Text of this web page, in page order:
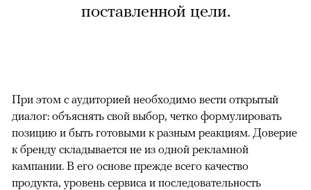
поставленной цели.
При этом с аудиторией необходимо вести открытый
диалог: объяснять свой выбор, четко формулировать
позицию и быть готовыми к разным реакциям. Доверие
к бренду складывается не из одной рекламной
кампании. В его основе прежде всего качество
продукта, уровень сервиса и последовательность